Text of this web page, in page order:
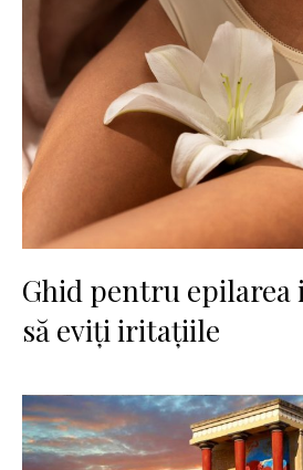
Ghid pentru epilarea
să eviți iritațiile